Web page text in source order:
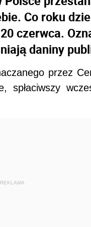
Co roku
czerwca.
daniny
przez
spłaciwszy
REKLAMA